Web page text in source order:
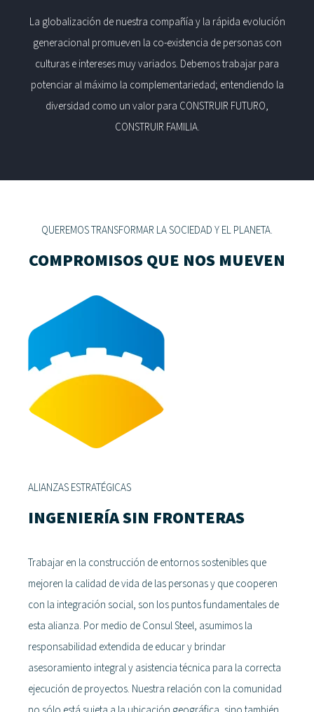
La globalización de nuestra compañía y la rápida evolución
generacional promueven la co-existencia de personas con
culturas e intereses muy variados. Debemos trabajar para
potenciar al máximo la complementariedad; entendiendo la
diversidad como un valor para CONSTRUIR FUTURO,
CONSTRUIR FAMILIA.
QUEREMOS TRANSFORMAR LA SOCIEDAD Y EL PLANETA.
COMPROMISOS QUE NOS MUEVEN
ALIANZAS ESTRATÉGICAS
INGENIERÍA SIN FRONTERAS
Trabajar en la construcción de entornos sostenibles que
mejoren la calidad de vida de las personas y que cooperen
con la integración social, son los puntos fundamentales de
esta alianza. Por medio de Consul Steel, asumimos la
responsabilidad extendida de educar y brindar
asesoramiento integral y asistencia técnica para la correcta
ejecución de proyectos. Nuestra relación con la comunidad